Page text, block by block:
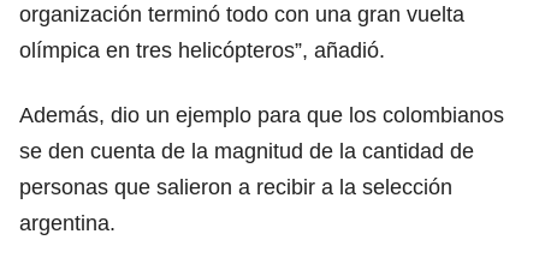
organización terminó todo con una gran vuelta
olímpica en tres helicópteros”, añadió.
Además, dio un ejemplo para que los colombianos
se den cuenta de la magnitud de la cantidad de
personas que salieron a recibir a la selección
argentina.